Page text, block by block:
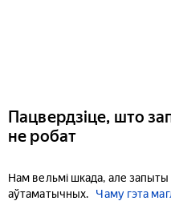
Пацвердзіце, што
не робат
Нам вельмі шкада, але
аўтаматычных.
Чаму гэта